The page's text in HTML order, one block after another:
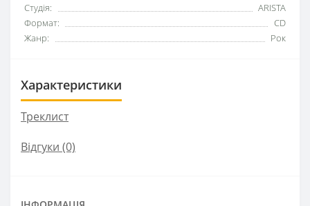
Студія:
ARISTA
Формат:
CD
Жанр:
Рок
Характеристики
Треклист
Відгуки (0)